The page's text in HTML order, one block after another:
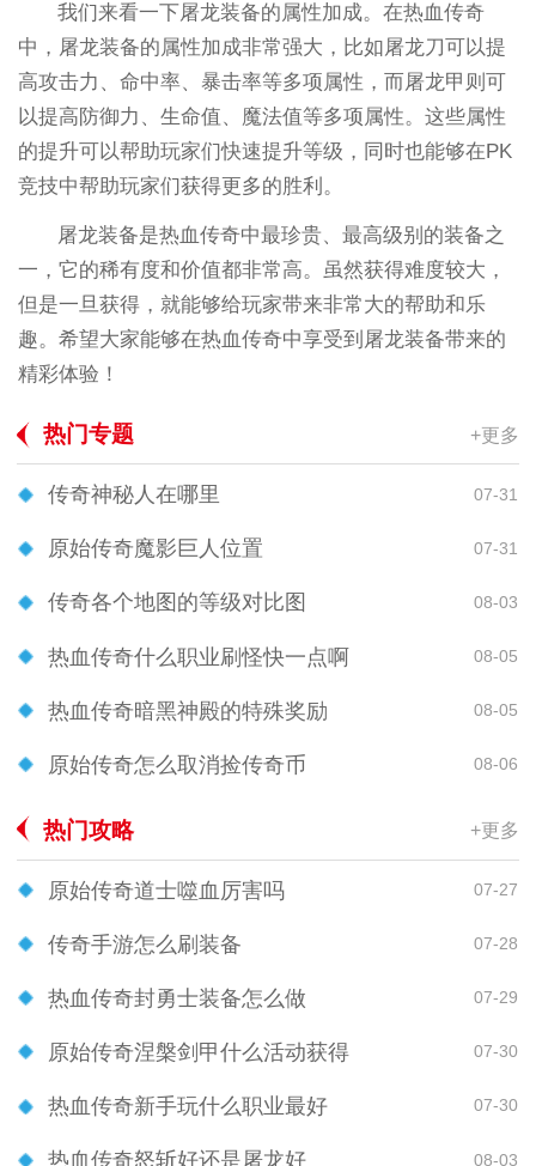
我们来看一下屠龙装备的属性加成。在热血传奇
中，屠龙装备的属性加成非常强大，比如屠龙刀可以提
高攻击力、命中率、暴击率等多项属性，而屠龙甲则可
以提高防御力、生命值、魔法值等多项属性。这些属性
的提升可以帮助玩家们快速提升等级，同时也能够在PK
竞技中帮助玩家们获得更多的胜利。
屠龙装备是热血传奇中最珍贵、最高级别的装备之
一，它的稀有度和价值都非常高。虽然获得难度较大，
但是一旦获得，就能够给玩家带来非常大的帮助和乐
趣。希望大家能够在热血传奇中享受到屠龙装备带来的
精彩体验！
热门专题 +更多
传奇神秘人在哪里 07-31
原始传奇魔影巨人位置 07-31
传奇各个地图的等级对比图 08-03
热血传奇什么职业刷怪快一点啊 08-05
热血传奇暗黑神殿的特殊奖励 08-05
原始传奇怎么取消捡传奇币 08-06
热门攻略 +更多
原始传奇道士噬血厉害吗 07-27
传奇手游怎么刷装备 07-28
热血传奇封勇士装备怎么做 07-29
原始传奇涅槃剑甲什么活动获得 07-30
热血传奇新手玩什么职业最好 07-30
热血传奇怒斩好还是屠龙好 08-03